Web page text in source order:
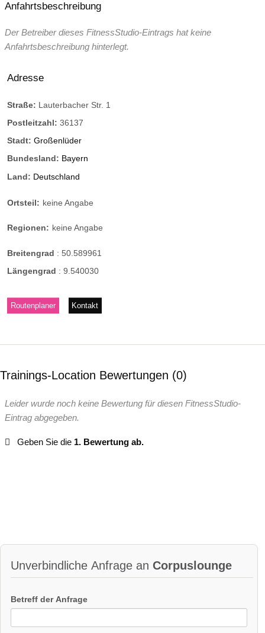
Anfahrtsbeschreibung
Der Betreiber dieses FitnessStudio-Eintrags hat keine
Anfahrtsbeschreibung hinterlegt.
Adresse
Straße: Lauterbacher Str. 1
Postleitzahl: 36137
Stadt: Großenlüder
Bundesland: Bayern
Land: Deutschland
Ortsteil: keine Angabe
Regionen: keine Angabe
Breitengrad : 50.589961
Längengrad : 9.540030
Routenplaner Kontakt
Trainings-Location Bewertungen 0
Leider wurde noch keine Bewertung für diesen FitnessStudio-
Eintrag abgegeben.
Geben Sie die 1. Bewertung ab.
Unverbindliche Anfrage an Corpuslounge
Betreff der Anfrage